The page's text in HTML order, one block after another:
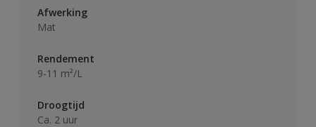
Afwerking
Mat
Rendement
9-11 m²/L
Droogtijd
Ca. 2 uur